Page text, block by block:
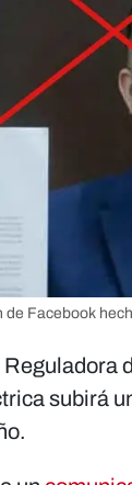
Facebook
subirá